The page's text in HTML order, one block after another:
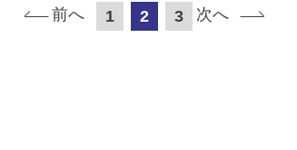
前へ 1 2 3 次へ